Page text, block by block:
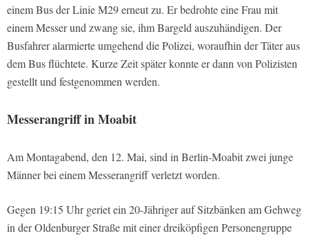
einem Bus der Linie M29 erneut zu. Er bedrohte eine Frau mit
einem Messer und zwang sie, ihm Bargeld auszuhändigen. Der
Busfahrer alarmierte umgehend die Polizei, woraufhin der Täter aus
dem Bus flüchtete. Kurze Zeit später konnte er dann von Polizisten
gestellt und festgenommen werden.
Messerangriff in Moabit
Am Montagabend, den 12. Mai, sind in Berlin-Moabit zwei junge
Männer bei einem Messerangriff verletzt worden.
Gegen 19:15 Uhr geriet ein 20-Jähriger auf Sitzbänken am Gehweg
in der Oldenburger Straße mit einer dreiköpfigen Personengruppe